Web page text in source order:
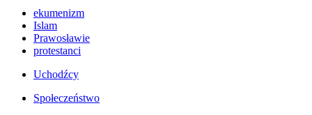
ekumenizm
Islam
Prawosławie
protestanci
Uchodźcy
Społeczeństwo